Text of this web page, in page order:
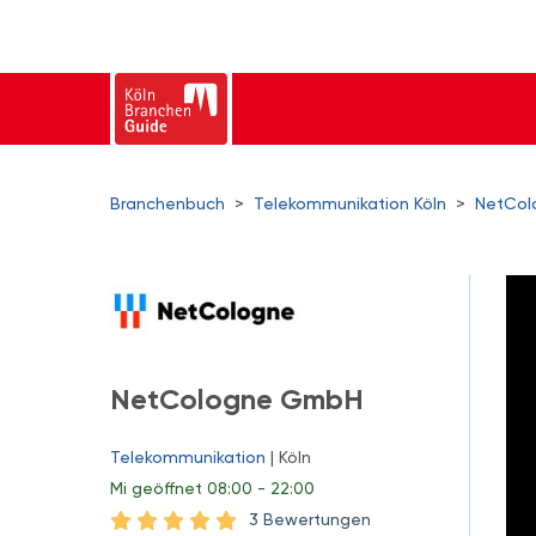
Branchenbuch > Telekommunikation Köln >
NetCologne GmbH
Telekommunikation | Köln
Mi geöffnet 08:00 - 22:00
3 Bewertungen